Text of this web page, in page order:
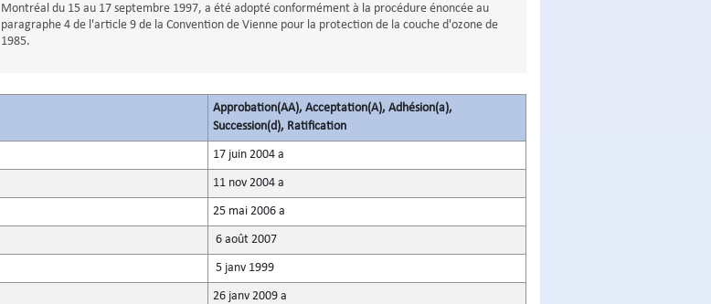
Montréal du 15 au 17 septembre 1997, a été adopté conformément à la procédure énoncée au
paragraphe 4 de l'article 9 de la Convention de Vienne pour la protection de la couche d'ozone de
1985.
Approbation(AA), Acceptation(A), Adhésion(a),
Succession(d), Ratification
17 juin 2004 a
11 nov 2004 a
25 mai 2006 a
6 août 2007
5 janv 1999
26 janv 2009 a